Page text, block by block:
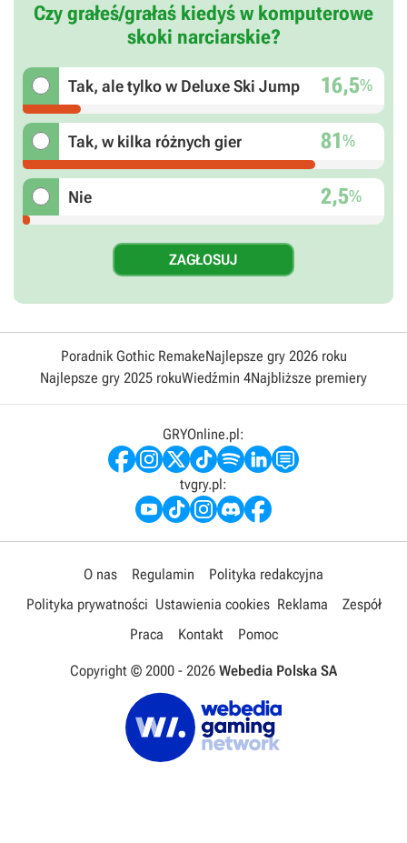
Czy grałeś/grałaś kiedyś w komputerowe
skoki narciarskie?
Tak, ale tylko w Deluxe Ski Jump 16,5%
Tak, w kilka różnych gier 81%
Nie 2,5%
Poradnik Gothic RemakeNajlepsze gry 2026 roku
Najlepsze gry 2025 rokuWiedźmin 4Najbliższe premiery
GRYOnline.pl:
tvgry.pl:
O nas Regulamin
Polityka redakcyjna
Polityka prywatności Ustawienia cookies Reklama
Zespół
Praca
Kontakt Pomoc
Copyright © 2000 - 2026 Webedia Polska SA